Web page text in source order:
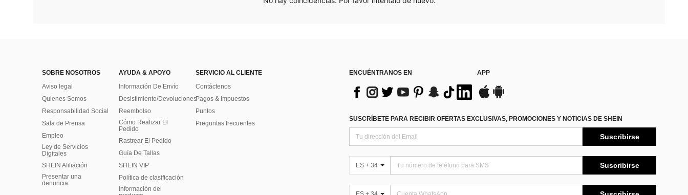
SOBRE NOSOTROS
Aviso legal
Quienes Somos
Responsabilidad Social
Sala de Prensa
Empleo
Ley de Servicios
Digitales
SHEIN Afiliación
Presentar una
denuncia
AYUDA & APOYO
Información De Envío
Desistimiento/Devoluciones
Reembolso
Cómo Realizar El
Pedido
Rastrear El Pedido
Guía De Tallas
SHEIN VIP
Política de clasificación
​Información del
SERVICIO AL CLIENTE
Contáctenos
Pagos & Impuestos
Puntos
Preguntas frecuentes
ENCUÉNTRANOS EN APP
SUSCRÍBETE PARA RECIBIR OFERTAS EXCLUSIVAS, PROMOCIONES Y NOTICIAS DE SHEIN
Suscribirse
ES + 34 Suscribirse